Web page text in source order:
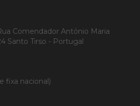
Comendador António Maria
Santo Tirso - Portugal
fixa nacional)